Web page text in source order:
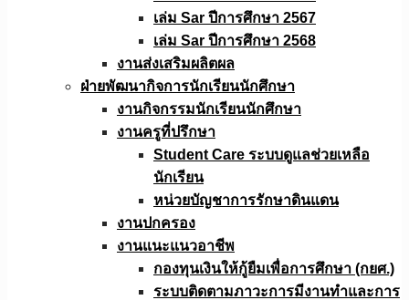
เล่ม Sar ปีการศึกษา 2567
เล่ม Sar ปีการศึกษา 2568
งานส่งเสริมผลิตผล
ฝ่ายพัฒนากิจการนักเรียนนักศึกษา
งานกิจกรรมนักเรียนนักศึกษา
งานครูที่ปรึกษา
Student Care ระบบดูแลช่วยเหลือ
นักเรียน
หน่วยบัญชาการรักษาดินแดน
งานปกครอง
งานแนะแนวอาชีพ
กองทุนเงินให้กู้ยืมเพื่อการศึกษา (กยศ.)
ระบบติดตามภาวะการมีงานทำและการ